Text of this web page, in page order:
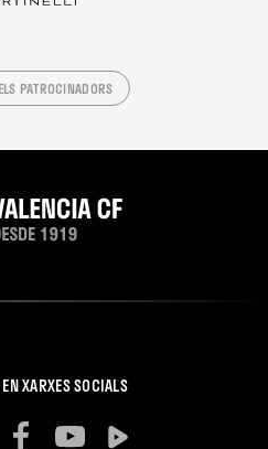
PATROCINADORS
XARXES SOCIALS